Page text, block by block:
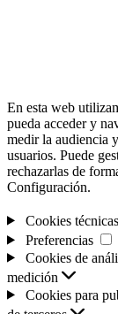
En esta web
pueda acceder y
medir la audiencia
usuarios. Puede
rechazarlas de
Configuración.
Cookies técnicas
Preferencias
Cookies de
medición
Cookies para